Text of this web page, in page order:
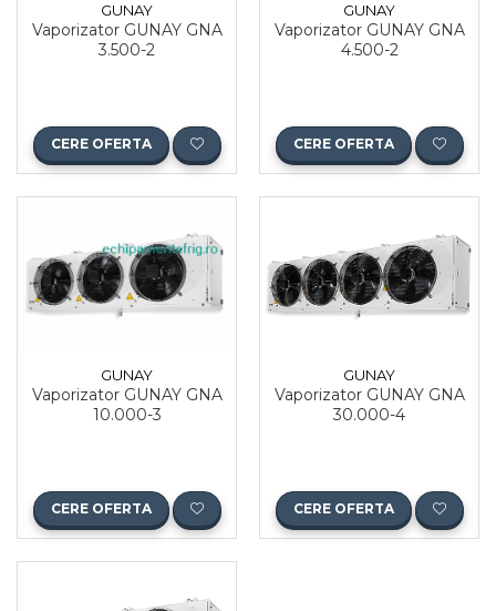
GUNAY
Vaporizator GUNAY GNA
3.500-2
CERE OFERTA
GUNAY
Vaporizator GUNAY GNA
4.500-2
CERE OFERTA
GUNAY
Vaporizator GUNAY GNA
10.000-3
CERE OFERTA
GUNAY
Vaporizator GUNAY GNA
30.000-4
CERE OFERTA